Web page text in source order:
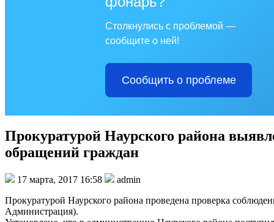
Столкнулись с проблемой —
сообщите о ней!
Сообщить о проблеме
Прокуратурой Наурского района
обращений граждан
17 марта, 2017 16:58
admin
Прокуратурой Наурского района проведена проверка
Администрация).